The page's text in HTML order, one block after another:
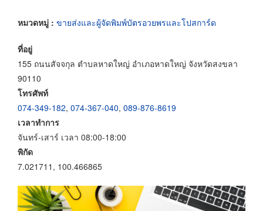
หมวดหมู่ : ขายส่งและผู้จัดพิมพ์บัตรอวยพรและโปสการ์ด
ที่อยู่
155 ถนนสัจจกุล ตำบลหาดใหญ่ อำเภอหาดใหญ่ จังหวัดสงขลา
90110
โทรศัพท์
074-349-182, 074-367-040, 089-876-8619
เวลาทำการ
จันทร์-เสาร์ เวลา 08:00-18:00
พิกัด
7.021711, 100.466865